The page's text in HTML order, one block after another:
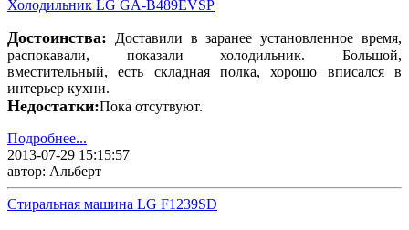
Холодильник LG GA-B489EVSP
Достоинства: Доставили в заранее установленное время,
распокавали, показали холодильник. Большой,
вместительный, есть складная полка, хорошо вписался в
интерьер кухни.
Недостатки:Пока отсутвуют.
Подробнее...
2013-07-29 15:15:57
автор: Альберт
Стиральная машина LG F1239SD